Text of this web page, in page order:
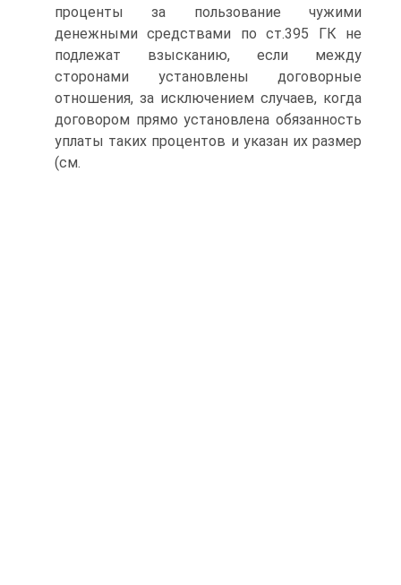
проценты за пользование чужими
денежными средствами по ст.395 ГК не
подлежат взысканию, если между
сторонами установлены договорные
отношения, за исключением случаев, когда
договором прямо установлена обязанность
уплаты таких процентов и указан их размер
(см.